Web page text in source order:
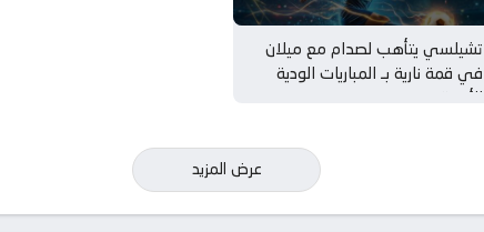
تشيلسي يتأهب لصدام مع ميلان
في قمة نارية بـ المباريات الودية
للأندية
عرض المزيد